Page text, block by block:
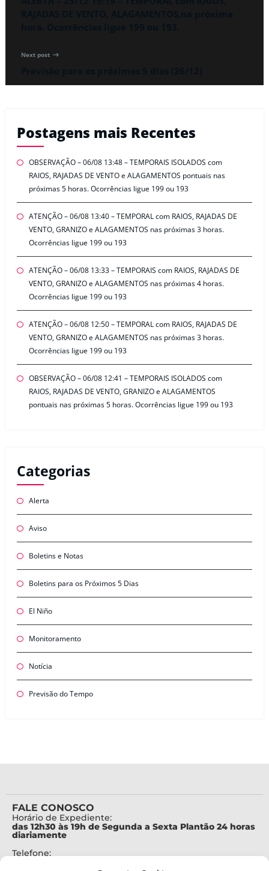
Next post
Postagens mais Recentes
OBSERVAÇÃO – 06/08 13:48 – TEMPORAIS ISOLADOS com
RAIOS, RAJADAS DE VENTO e ALAGAMENTOS pontuais nas
próximas 5 horas. Ocorrências ligue 199 ou 193
ATENÇÃO – 06/08 13:40 – TEMPORAL com RAIOS, RAJADAS DE
VENTO, GRANIZO e ALAGAMENTOS nas próximas 3 horas.
Ocorrências ligue 199 ou 193
ATENÇÃO – 06/08 13:33 – TEMPORAIS com RAIOS, RAJADAS DE
VENTO, GRANIZO e ALAGAMENTOS nas próximas 4 horas.
Ocorrências ligue 199 ou 193
ATENÇÃO – 06/08 12:50 – TEMPORAL com RAIOS, RAJADAS DE
VENTO, GRANIZO e ALAGAMENTOS nas próximas 3 horas.
Ocorrências ligue 199 ou 193
OBSERVAÇÃO – 06/08 12:41 – TEMPORAIS ISOLADOS com
RAIOS, RAJADAS DE VENTO, GRANIZO e ALAGAMENTOS
pontuais nas próximas 5 horas. Ocorrências ligue 199 ou 193
Categorias
Alerta
Aviso
Boletins e Notas
Boletins para os Próximos 5 Dias
El Niño
Monitoramento
Notícia
Previsão do Tempo
FALE CONOSCO
Horário de Expediente:
das 12h30 às 19h de Segunda a Sexta Plantão 24 horas
diariamente
Telefone: